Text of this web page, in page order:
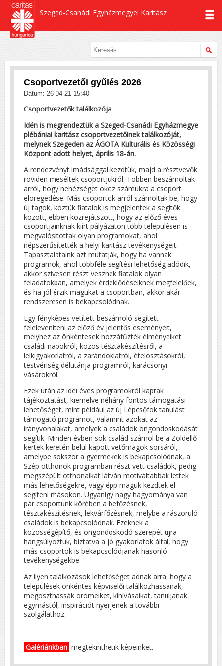
Szeged-Csanádi Egyházmegyei Karitász
Csoportvezetői gyűlés 2026
Dátum: 26-04-21 15:40
Csoportvezetők találkozója
Idén is megrendeztük a Szeged-Csanádi Egyházmegye
plébániai karitász csoportvezetőinek találkozóját,
melynek Szegeden az ÁGOTA Kulturális és Közösségi
Központ adott helyet, április 18-án.
A rendezvényt imádsággal kezdtük, majd a résztvevők
röviden meséltek csoportjukról. Többen beszámoltak
arról, hogy nehézséget okoz számukra a csoport
elöregedése. Más csoportok arról számoltak be, hogy
új tagok, köztük fiatalok is megjelentek a segítők
között, ebben közrejátszott, hogy az előző éves
csoportjainknak kiírt pályázaton több településen is
megvalósítottak olyan programokat, ahol
népszerűsítették a helyi karitász tevékenységeit.
Tapasztalataink azt mutatják, hogy ha vannak
programok, ahol többféle segítési lehetőség adódik,
akkor szívesen részt vesznek fiatalok olyan
feladatokban, amelyek érdeklődéseiknek megfelelőek,
és ha jól érzik magukat a csoportban, akkor akár
rendszeresen is bekapcsolódnak.
Egy fényképes vetített beszámoló segített
feleleveníteni az előző év jelentős eseményeit,
melyhez az önkéntesek hozzáfűzték élményeiket:
családi napokról, közös tésztakészítésről, a
lelkigyakorlatról, a zarándoklatról, ételosztásokról,
testvériség délutánja programról, karácsonyi
vásárokról.
Ezek után az idei éves programokról kaptak
tájékoztatást, kiemelve néhány fontos támogatási
lehetőséget, mint például az új Lépcsőfok tanulást
támogató programot, valamint azokat az
irányvonalakat, amelyek a családok öngondoskodását
segítik. Minden évben sok család számol be a Zöldellő
kertek keretén belül kapott vetőmagok sorsáról,
amelybe sokszor a gyermekek is bekapcsolódnak, a
Szép otthonok programban részt vett családok, pedig
megszépült otthonaikat látván motiváltabbak lettek
más lehetőségekre, vagy épp maguk kezdtek el
segíteni másokon. Ugyanígy nagy hagyománya van
pár csoportunk körében a befőzésnek,
tésztakészítésnek, lekvárfőzésnek, melybe a rászoruló
családok is bekapcsolódnak. Ezeknek a
közösségépítő, és öngondoskodó szerepét újra
hangsúlyoztuk, bíztatva a jó gyakorlatok által, hogy
más csoportok is bekapcsolódjanak hasonló
tevékenységekbe.
Az ilyen találkozások lehetőséget adnak arra, hogy a
települések önkéntes képviselői találkozhassanak,
megoszthassák örömeiket, kihívásaikat, tanuljanak
egymástól, inspirációt nyerjenek a további
szolgálathoz.
Galériánkban megtekinthetik képeinket.